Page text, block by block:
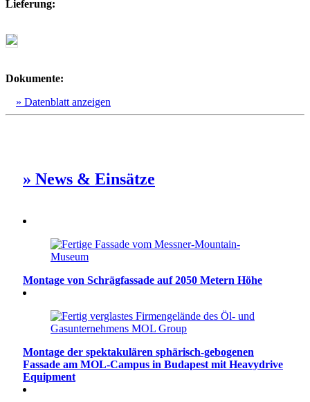
Lieferung:
Dokumente:
» Datenblatt anzeigen
» News & Einsätze
Montage von Schrägfassade auf 2050 Metern Höhe
Montage der spektakulären sphärisch-gebogenen
Fassade am MOL-Campus in Budapest mit Heavydrive
Equipment